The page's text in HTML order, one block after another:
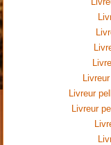
Livreur
Livreur